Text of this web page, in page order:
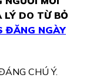
LÝ DO TỪ BỎ
ĐĂNG NGÀY
CHÚ Ý.